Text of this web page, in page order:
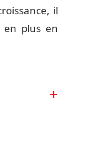
il
en plus en